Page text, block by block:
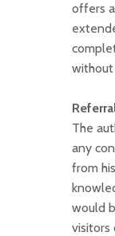
offers
without
The
any
from
would
visitors